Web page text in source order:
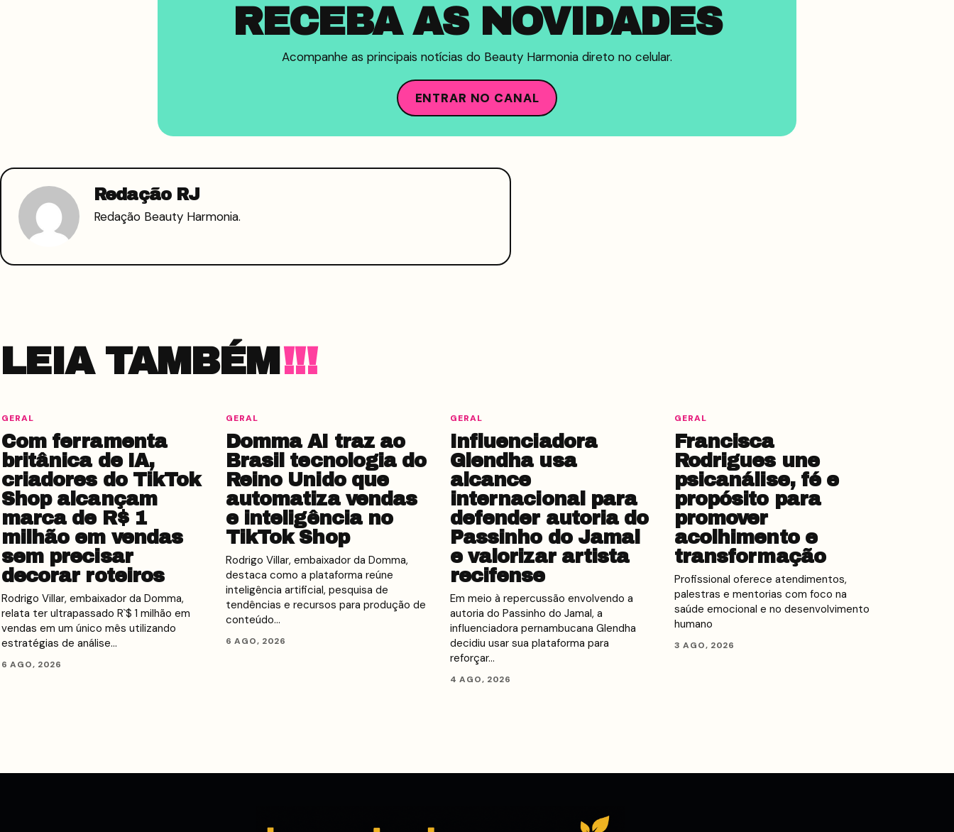
RECEBA AS NOVIDADES
Acompanhe as principais notícias do Beauty Harmonia direto no celular.
ENTRAR NO CANAL
Redação RJ
Redação Beauty Harmonia.
LEIA TAMBÉM
GERAL
Com ferramenta
britânica de IA,
criadores do TikTok
Shop alcançam
marca de R$ 1
milhão em vendas
sem precisar
decorar roteiros
Rodrigo Villar, embaixador da Domma,
relata ter ultrapassado R`$ 1 milhão em
vendas em um único mês utilizando
estratégias de análise…
6 AGO, 2026
GERAL
Domma AI traz ao
Brasil tecnologia do
Reino Unido que
automatiza vendas
e inteligência no
TikTok Shop
Rodrigo Villar, embaixador da Domma,
destaca como a plataforma reúne
inteligência artificial, pesquisa de
tendências e recursos para produção de
conteúdo…
6 AGO, 2026
GERAL
Influenciadora
Glendha usa
alcance
internacional para
defender autoria do
Passinho do Jamal
e valorizar artista
recifense
Em meio à repercussão envolvendo a
autoria do Passinho do Jamal, a
influenciadora pernambucana Glendha
decidiu usar sua plataforma para
reforçar…
4 AGO, 2026
GERAL
Francisca
Rodrigues une
psicanálise, fé e
propósito para
promover
acolhimento e
transformação
Profissional oferece atendimentos,
palestras e mentorias com foco na
saúde emocional e no desenvolvimento
humano
3 AGO, 2026